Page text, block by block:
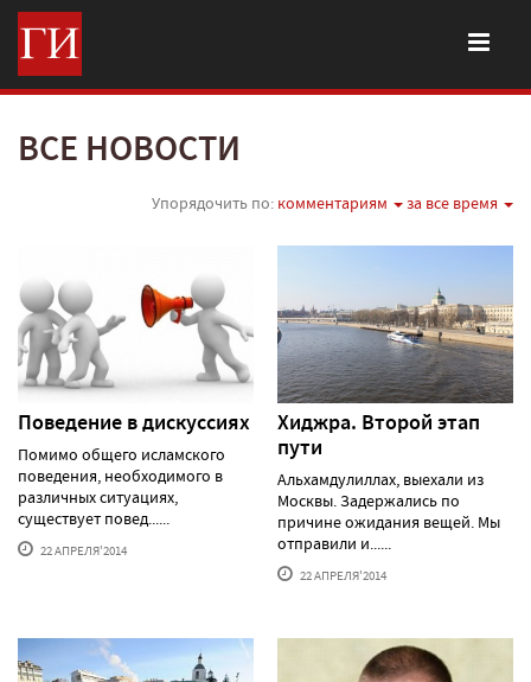
ВСЕ НОВОСТИ
Упорядочить по: комментариям за все время
Поведение в дискуссиях
Помимо общего исламского
поведения, необходимого в
различных ситуациях,
существует повед......
22 АПРЕЛЯ'2014
Хиджра. Второй этап
пути
Альхамдулиллах, выехали из
Москвы. Задержались по
причине ожидания вещей. Мы
отправили и......
22 АПРЕЛЯ'2014